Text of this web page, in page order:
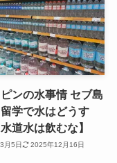
ンの水事情 セブ島
学で水はどうす
道水は飲むな】
月5日 2025年12月16日